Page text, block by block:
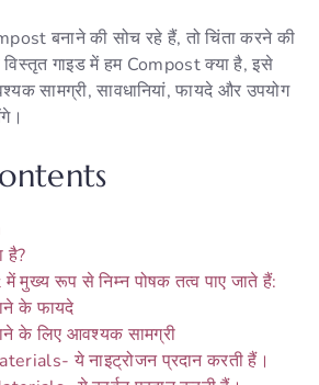
बनाने की सोच रहे हैं, तो चिंता करने की
गाइड में हम Compost क्या है, इसे
सामग्री, सावधानियां, फायदे और उपयोग
है?
मुख्य रूप से निम्न पोषक तत्व पाए जाते हैं:
के फायदे
के लिए आवश्यक सामग्री
ये नाइट्रोजन प्रदान करती हैं।